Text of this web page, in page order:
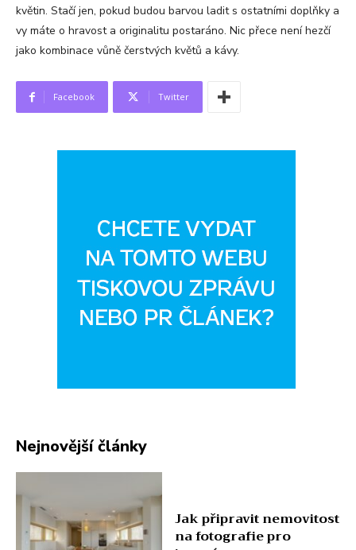
květin. Stačí jen, pokud budou barvou ladit s ostatními doplňky a
vy máte o hravost a originalitu postaráno. Nic přece není hezčí
jako kombinace vůně čerstvých květů a kávy.
Facebook Twitter
Nejnovější články
Jak připravit nemovitost
na fotografie pro